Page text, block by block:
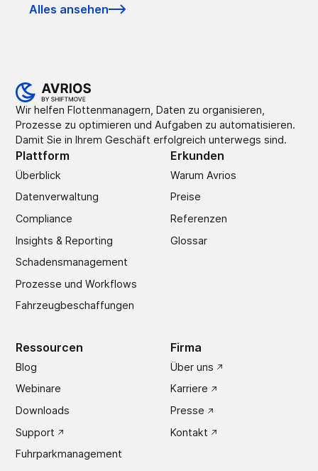
Alles ansehen
Wir helfen Flottenmanagern, Daten zu organisieren,
Prozesse zu optimieren und Aufgaben zu automatisieren.
Damit Sie in Ihrem Geschäft erfolgreich unterwegs sind.
Plattform
Überblick
Datenverwaltung
Compliance
Insights & Reporting
Schadens­management
Prozesse und Workflows
Fahrzeugbeschaffungen
Erkunden
Warum Avrios
Preise
Referenzen
Glossar
Ressourcen
Blog
Webinare
Downloads
Support
Fuhrparkmanagement
Firma
Über uns
Karriere
Presse
Kontakt